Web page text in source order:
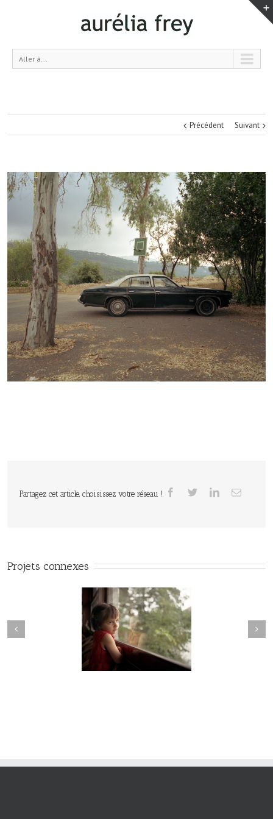
Aller à...
Précédent Suivant
Partagez cet article, choisissez votre réseau !
Projets connexes
Hesychia #021